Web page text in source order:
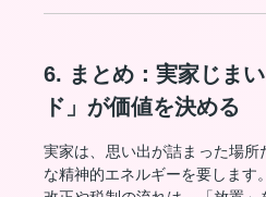
6. まとめ：実家じま
ド」が価値を決める
実家は、思い出が詰まった場
な精神的エネルギーを要します